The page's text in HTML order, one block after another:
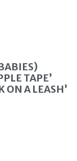
TAPE’
ON A LEASH’